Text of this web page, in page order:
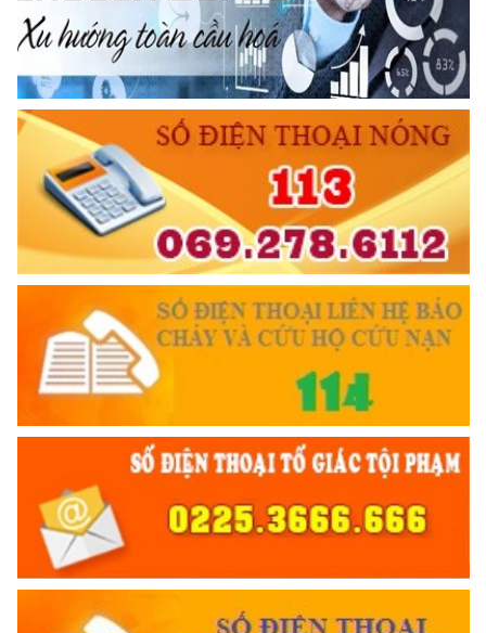
Tuyên truyền, hướng dẫn tham gia góp ý vào dự thảo sửa đổi,
bổ sung Hiến pháp năm 2013 trên ứng dụng VNeID tại Trường
THPT Lê Hồng Phong
(15/05/2025 16:30)
Hưởng ứng Ngày Sáng tạo và Đổi mới sáng tạo thế giới năm
2025 (14/05/2025 17:10)
6 ĐIỀU BÁC HỒ DẠY CAND
NGƯỜI CÔNG AN CÁCH MỆNH LÀ:
Đối với tự mình, phải
Đối với đồng sự, phải
Đối với chính phủ, phải
TUYỆT ĐỐI TRUNG THÀNH